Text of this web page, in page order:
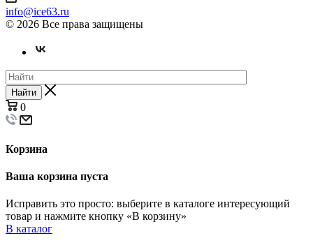
info@ice63.ru
© 2026 Все права защищены
Найти
0
Корзина
Ваша корзина пуста
Исправить это просто: выберите в каталоге интересующий
товар и нажмите кнопку «В корзину»
В каталог